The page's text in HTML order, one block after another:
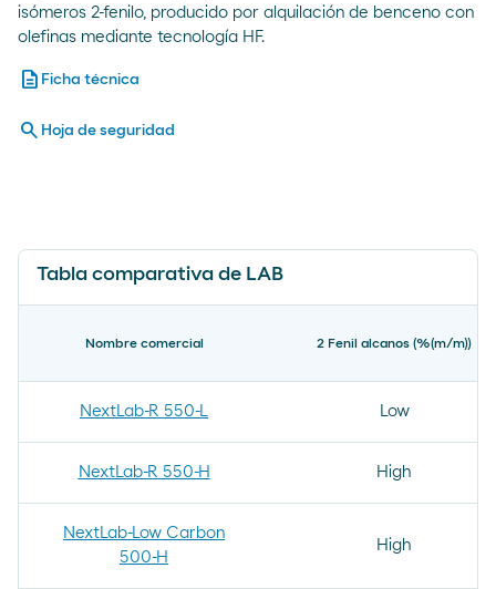
isómeros 2-fenilo, producido por alquilación de benceno con
olefinas mediante tecnología HF.
description Ficha técnica
search Hoja de seguridad
Tabla comparativa de LAB
Nombre comercial 2 Fenil alcanos (%(m/m))
NextLab-R 550-L Low
NextLab-R 550-H High
NextLab-Low Carbon
500-H
High